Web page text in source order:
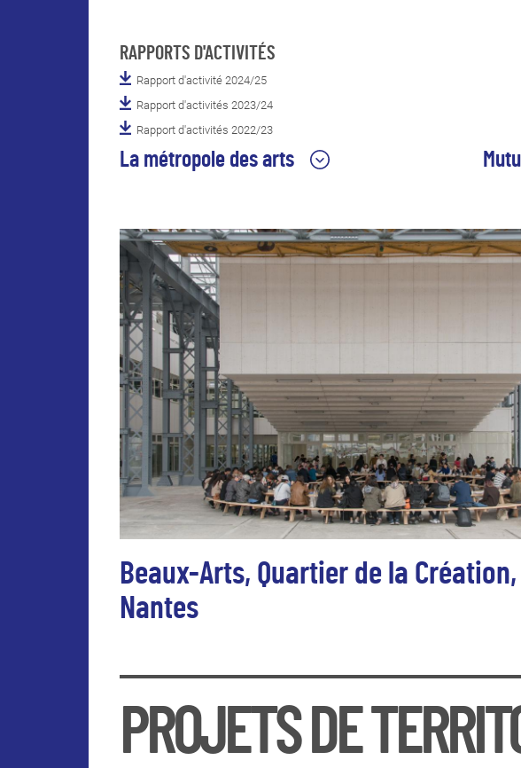
RAPPORTS D'ACTIVITÉS
Rapport d'activité 2024/25
Rapport d'activités 2023/24
Rapport d'activités 2022/23
La métropole des arts
et en Europe pour sa qualité et son dynamisme,
Nantes et sa métropole offrent une scène
artistique riche, éclectique, généreuse avec Le
Voyage à Nantes, le nouveau musée d'Arts, le lieu
unique, et tous les lieux, centres d'art, galeries,
associations...
liens
Nantes Métropole
Ville de Saint-Nazaire
La Carène
Le Théâtre
Île de Nantes
le musée d'arts de Nantes
Le Grand Café - Saint-Nazaire
Le Voyage à Nantes
le lieu unique
Frac des Pays de la Loire
Beaux-Arts, Quartier de la
Nantes
De par sa situation stratégique au coeur du Quartier de la création,
beaux-arts contribue activement au développement d’un pôle
artistique au sein du réseau des écoles sur l’île de Nantes dédié à
PROJETS DE